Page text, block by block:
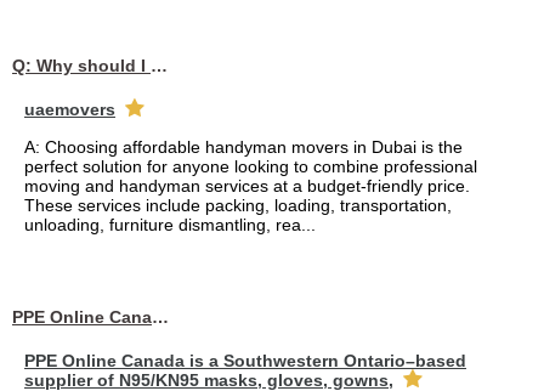
Q: Why should I choose affordable handyman movers in Dubai for my relocation and maintenance needs?
uaemovers
A: Choosing affordable handyman movers in Dubai is the
perfect solution for anyone looking to combine professional
moving and handyman services at a budget-friendly price.
These services include packing, loading, transportation,
unloading, furniture dismantling, rea...
PPE Online Canada – Bulk PPE Supplier | N95, Gloves, Masks & Medical Supplies
PPE Online Canada is a Southwestern Ontario–based
supplier of N95/KN95 masks, gloves, gowns,